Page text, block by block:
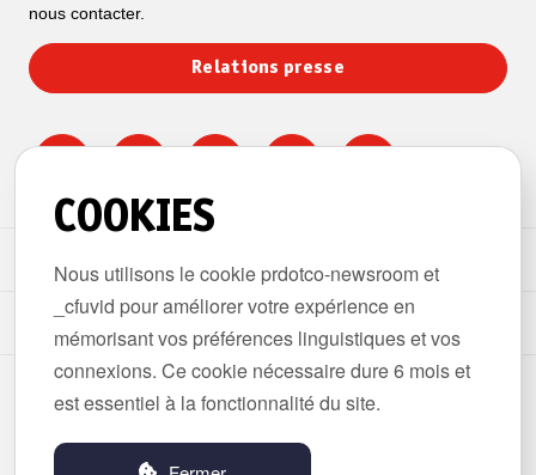
nous contacter.
Relations presse
THÈMES
Copyright © 2026 Kruidvat België. Tous droits réservés.
Vie Privée
Conditions d'utilisation
COOKIES
Nous utilisons le cookie prdotco-newsroom et
_cfuvid pour améliorer votre expérience en
mémorisant vos préférences linguistiques et vos
connexions. Ce cookie nécessaire dure 6 mois et
est essentiel à la fonctionnalité du site.